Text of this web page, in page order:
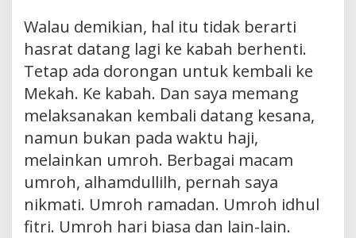
Walau demikian, hal itu tidak berarti
hasrat datang lagi ke kabah berhenti.
Tetap ada dorongan untuk kembali ke
Mekah. Ke kabah. Dan saya memang
melaksanakan kembali datang kesana,
namun bukan pada waktu haji,
melainkan umroh. Berbagai macam
umroh, alhamdullilh, pernah saya
nikmati. Umroh ramadan. Umroh idhul
fitri. Umroh hari biasa dan lain-lain.